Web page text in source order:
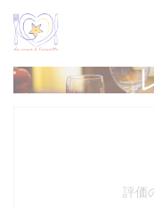
クッキー利用の管理につ
評価